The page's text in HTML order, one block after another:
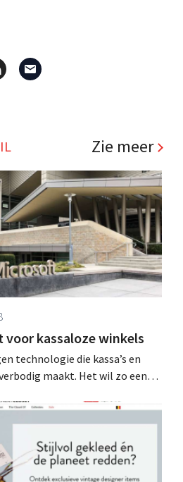
Zie meer
voor kassaloze winkels
technologie die kassa’s en
maakt. Het wil zo een
Winkelkar automatisch
zijn de nieuwe hype in
en buurtwinkels: